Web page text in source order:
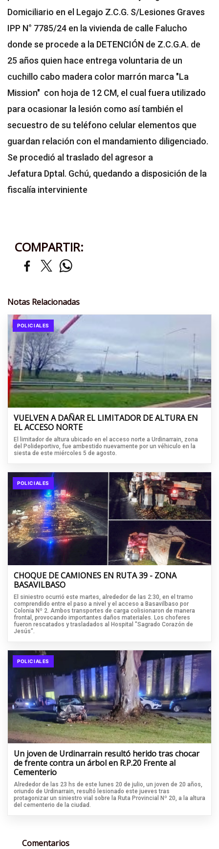
Domiciliario en el Legajo Z.C.G. S/Lesiones Graves
IPP N° 7785/24 en la vivienda de calle Falucho
donde se procede a la DETENCIÓN de Z.C.G.A. de
25 años quien hace entrega voluntaria de un
cuchillo cabo madera color marrón marca "La
Mission" con hoja de 12 CM, el cual fuera utilizado
para ocasionar la lesión como así también el
secuestro de su teléfono celular elementos que
guardan relación con el mandamiento diligenciado.
Se procedió al traslado del agresor a
Jefatura Dptal. Gchú, quedando a disposición de la
fiscalía interviniente
COMPARTIR:
Notas Relacionadas
POLICIALES
VUELVEN A DAÑAR EL LIMITADOR DE ALTURA EN
EL ACCESO NORTE
El limitador de altura ubicado en el acceso norte a Urdinarrain, zona
del Polideportivo, fue ambestido nuevamente por un véhiculo en la
siesta de este miércoles 5 de agosto.
POLICIALES
CHOQUE DE CAMIONES EN RUTA 39 - ZONA
BASAVILBASO
El siniestro ocurrió este martes, alrededor de las 2:30, en el tramo
comprendido entre el paso a nivel y el acceso a Basavilbaso por
Colonia Nº 2. Ambos transportes de carga colisionaron de manera
frontal, provocando importantes daños materiales. Los choferes
fueron rescatados y trasladados al Hospital "Sagrado Corazón de
Jesús".
POLICIALES
Un joven de Urdinarrain resultó herido tras chocar
de frente contra un árbol en R.P.20 Frente al
Cementerio
Alrededor de las 23 hs de este lunes 20 de julio, un joven de 20 años,
oriundo de Urdinarrain, resultó lesionado este jueves tras
protagonizar un siniestro vial sobre la Ruta Provincial Nº 20, a la altura
del cementerio de la ciudad.
Comentarios